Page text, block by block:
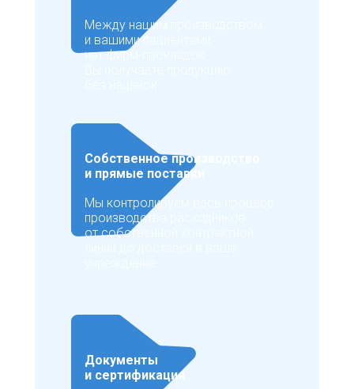
Документы
и сертификация
Мы контролируем весь процесс
производства расходников:
от собственной контрактной
Между нашим производством
и вашими пациентами
нет фирм-прокладок.
Собственное производство
и прямые поставки